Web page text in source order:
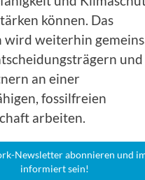
können. Das
wird weiterhin
und
an einer
fossilfreien
arbeiten.
Newsletter abonnieren und
informiert sein!